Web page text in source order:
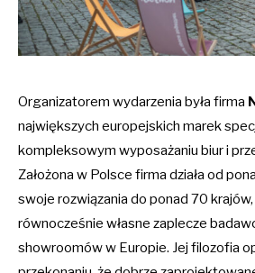
Organizatorem wydarzenia była firma
największych europejskich marek
kompleksowym wyposażaniu biur i
Założona w Polsce firma działa od
swoje rozwiązania do ponad 70
równocześnie własne zaplecze
showroomów w Europie. Jej filozofia